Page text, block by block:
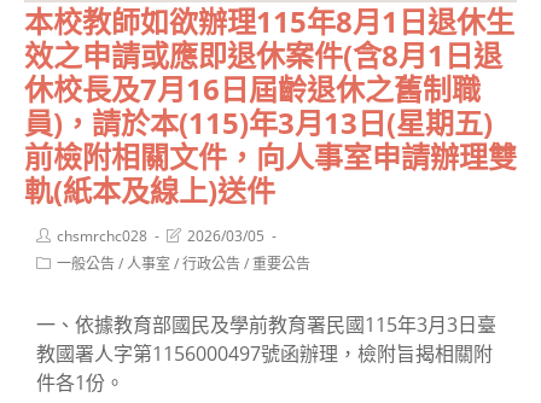
本校教師如欲辦理115年8月1日退休生
效之申請或應即退休案件(含8月1日退
休校長及7月16日屆齡退休之舊制職
員)，請於本(115)年3月13日(星期五)
前檢附相關文件，向人事室申請辦理雙
軌(紙本及線上)送件
Post
author:
chsmrchc028
Post
last
modified:
2026/03/05
Post一般公告/人事室 /行政公告/重要公告
一、依據教育部國民及學前教育署民國115年3月3日臺
教國署人字第1156000497號函辦理，檢附旨揭相關附
件各1份。